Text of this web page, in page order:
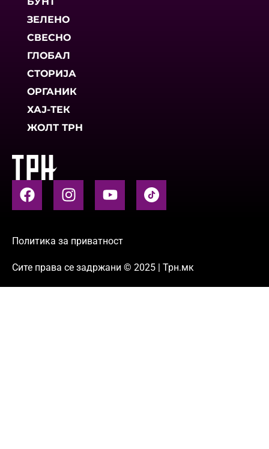
ЗЕЛЕНО
СВЕСНО
ГЛОБАЛ
СТОРИЈА
ОРГАНИК
ХАЈ-ТЕК
ЖОЛТ ТРН
Политика за приватност
Сите права се задржани © 2025 | Трн.мк